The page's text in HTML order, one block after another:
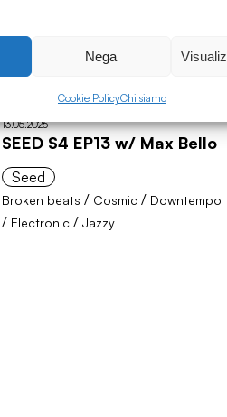
Nega
Cookie PolicyChi siamo
13.05.2026
SEED S4 EP13 w/ Max Bello
Seed
Broken beats / Cosmic / Downtempo
/ Electronic / Jazzy